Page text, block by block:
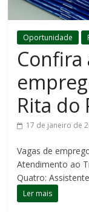
Oportunidade
Confira
Rita do
17 de janeiro de
Vagas de
Atendimento ao
Quatro:
Ler mais